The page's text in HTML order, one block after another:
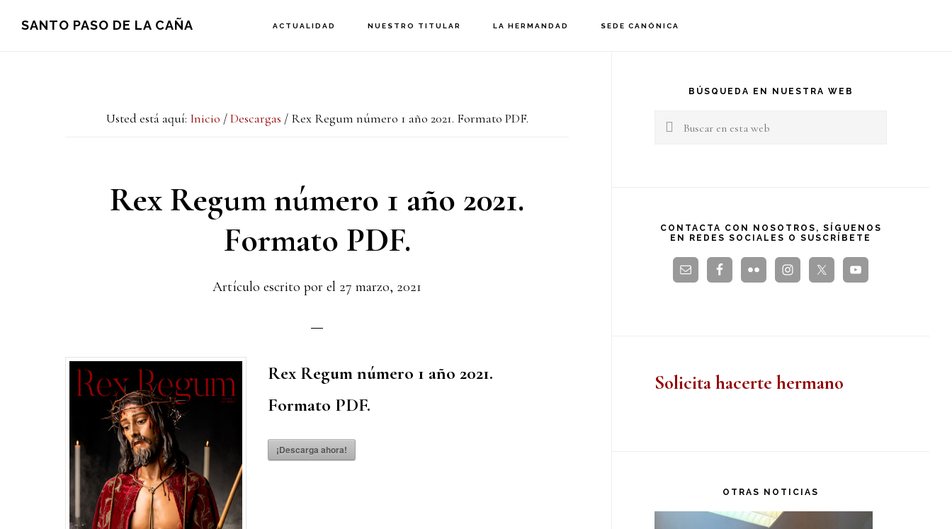
SANTO PASO DE LA CAÑA ACTUALIDAD NUESTRO TITULAR LA HERMANDAD SEDE CANÓNICA
Usted está aquí: Inicio / Descargas /Rex Regum número 1 año 2021. Formato PDF.
Rex Regum número 1 año 2021.
Formato PDF.
Artículo escrito por el 27 marzo, 2021
Rex Regum número 1 año 2021.
Formato PDF.
¡Descarga ahora!
principal
BÚSQUEDA EN NUESTRA WEB
Buscar
CONTACTA CON NOSOTROS, SÍGUENOS
EN REDES SOCIALES O SUSCRÍBETE
Solicita hacerte hermano
OTRAS NOTICIAS